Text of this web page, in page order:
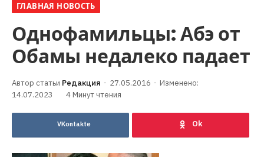
ГЛАВНАЯ НОВОСТЬ
Однофамильцы: Абэ от
Обамы недалеко падает
Редакция 27.05.2016
Изменено:
14.07.2023
4 Минут чтения
VKontakte